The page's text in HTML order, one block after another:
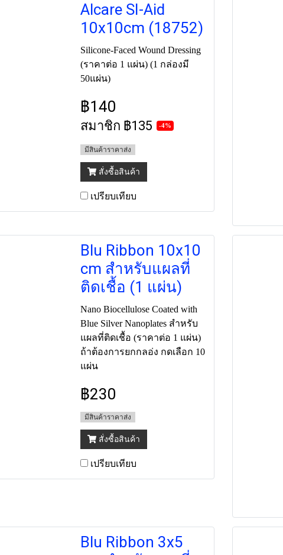
Alcare SI-Aid
10x10cm (18752)
Silicone-Faced Wound Dressing
(ราคาต่อ 1 แผ่น) (1 กล่องมี
50แผ่น)
฿140
สมาชิก ฿135 -4%
มีสินค้าราคาส่ง
สั่งซื้อสินค้า
เปรียบเทียบ
Blu Ribbon 10x10
cm สำหรับแผลที่
ติดเชื้อ (1 แผ่น)
Nano Biocellulose Coated with
Blue Silver Nanoplates สำหรับ
แผลที่ติดเชื้อ (ราคาต่อ 1 แผ่น)
ถ้าต้องการยกกลอ่ง กดเลือก 10
แผ่น
฿230
มีสินค้าราคาส่ง
สั่งซื้อสินค้า
เปรียบเทียบ
Blu Ribbon 3x5